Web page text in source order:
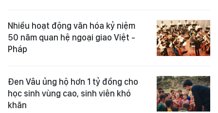
Nhiều hoạt động văn hóa kỷ niệm
50 năm quan hệ ngoại giao Việt -
Pháp
Đen Vâu ủng hộ hơn 1 tỷ đồng cho
học sinh vùng cao, sinh viên khó
khăn